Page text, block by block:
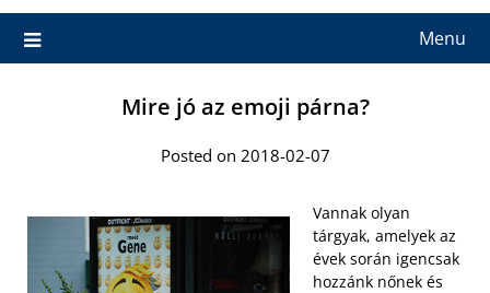
Menu
Mire jó az emoji párna?
Posted on 2018-02-07
Vannak olyan
tárgyak, amelyek az
évek során igencsak
hozzánk nőnek és